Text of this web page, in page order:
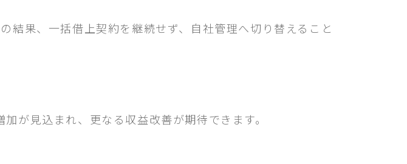
結果、一括借上契約を継続せず、自社管理へ切り替えること
が見込まれ、更なる収益改善が期待できます。